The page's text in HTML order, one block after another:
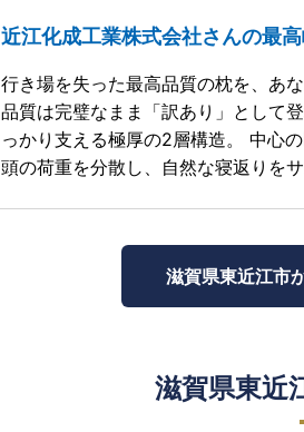
近江化成工業株式会社さんの最
行き場を失った最高品質の枕を、あ
品質は完璧なまま「訳あり」として
っかり支える極厚の2層構造。 中心
頭の荷重を分散し、自然な寝返りを
滋賀県東近江市
滋賀県東近